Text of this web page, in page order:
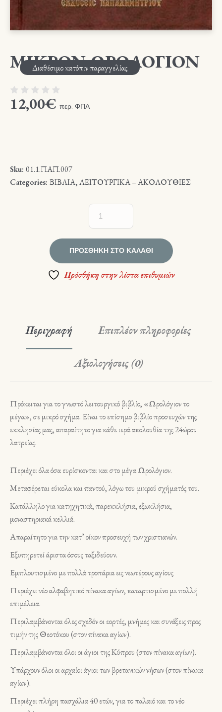
ΜΙΚΡΟΝ ΩΡΟΛΟΓΙΟΝ
12,00€ περ. ΦΠΑ
Sku: 01.1.ΠΑΠ.007
Categories: ΒΙΒΛΙΑ,ΛΕΙΤΟΥΡΓΙΚΑ – ΑΚΟΛΟΥΘΙΕΣ
Διαθέσιμο κατόπιν παραγγελίας
ΠΡΟΣΘΉΚΗ ΣΤΟ ΚΑΛΆΘΙ
Πρόσθήκη στην λίστα επιθυμιών
Περιγραφή Επιπλέον πληροφορίες
Αξιολογήσεις (0)
Πρόκειται για το γνωστό λειτουργικό βιβλίο, «Ωρολόγιον το
μέγα», σε μικρό σχήμα. Είναι το επίσημο βιβλίο προσευχών της
εκκλησίας μας, απαραίτητο για κάθε ιερά ακολουθία της 24ώρου
λατρείας.
Περιέχει όλα όσα ευρίσκονται και στο μέγα Ωρολόγιον.
Μεταφέρεται εύκολα και παντού, λόγω του μικρού σχήματός του.
Κατάλληλο για κατηχητικά, παρεκκλήσια, εξωκλήσια,
μοναστηριακά κελλιά.
Απαραίτητο για την κατ’ οίκον προσευχή των χριστιανών.
Εξυπηρετεί άριστα όσους ταξιδεύουν.
Εμπλουτισμένο με πολλά τροπάρια εις νεωτέρους αγίους
Περιέχει νέο αλφαβητικό πίνακα αγίων, καταρτισμένο με πολλή
επιμέλεια.
Περιλαμβάνονται όλες σχεδόν οι εορτές, μνήμες και συνάξεις προς
τιμήν της Θεοτόκου (στον πίνακα αγίων).
Περιλαμβάνονται όλοι οι άγιοι της Κύπρου (στον πίνακα αγίων).
Υπάρχουν όλοι οι αρχαίοι άγιοι των βρετανικών νήσων (στον πίνακα
αγίων).
Περιέχει πλήρη πασχάλια 40 ετών, για το παλαιό και το νέο